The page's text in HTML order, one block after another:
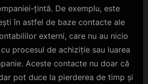
țintă. De exemplu, este
în astfel de baze contacte ale
externi, care nu au nicio
procesul de achiziție sau luarea
Aceste contacte nu doar că
pot duce la pierderea de timp și